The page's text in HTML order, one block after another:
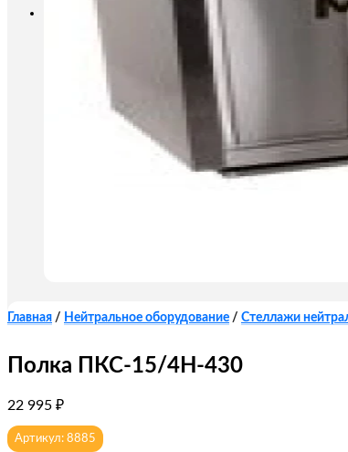
Главная / Нейтральное оборудование / Стеллажи
Полка ПКС-15/4Н-430
22 995 ₽
Артикул: 8885